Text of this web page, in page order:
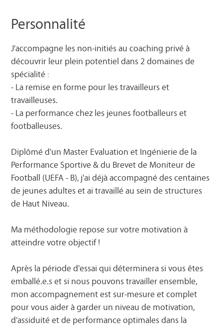
Personnalité
J'accompagne les non-initiés au coaching privé à
découvrir leur plein potentiel dans 2 domaines de
spécialité :
- La remise en forme pour les travailleurs et
travailleuses.
- La performance chez les jeunes footballeurs ️et
footballeuses.
Diplômé d'un Master Evaluation et Ingénierie de la
Performance Sportive & du Brevet de Moniteur de
Football (UEFA - B), j'ai déjà accompagné des centaines
de jeunes adultes et ai travaillé au sein de structures
de Haut Niveau.
Ma méthodologie repose sur votre motivation à
atteindre votre objectif !
Après la période d'essai qui déterminera si vous êtes
emballé.e.s et si nous pouvons travailler ensemble,
mon accompagnement est sur-mesure et complet
pour vous aider à garder un niveau de motivation,
d'assiduité et de performance optimales dans la